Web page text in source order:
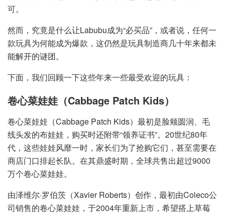
可。
然而，究竟是什么让Labubu成为“必买品”，或者说，任何一
款玩具为何能成为爆款，这仍然是玩具制造商几十年来都未
能解开的谜团。
下面，我们回顾一下这些年来一些最受欢迎的玩具：
卷心菜娃娃（Cabbage Patch Kids）
卷心菜娃娃（Cabbage Patch Kids）最初是脸颊圆润、毛
线头发的布娃娃，购买时还附带“领养证书”。20世纪80年
代，这些娃娃风靡一时，家长们为了抢购它们，甚至需要在
商店门口排起长队。在其鼎盛时期，全球共售出超过9000
万个卷心菜娃娃。
由泽维尔·罗伯茨（Xavier Roberts）创作，最初由Coleco公
司销售的卷心菜娃娃，于2004年重新上市，希望搭上草莓